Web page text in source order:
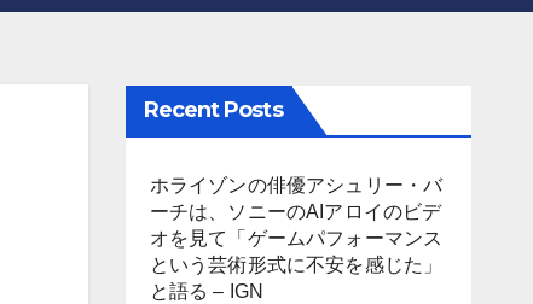
Recent Posts
ホライゾンの俳優アシュリー・バ
ーチは、ソニーのAIアロイのビデ
オを見て「ゲームパフォーマンス
という芸術形式に不安を感じた」
と語る – IGN